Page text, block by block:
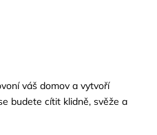
váš domov a vytvoří
budete cítit klidně, svěže a